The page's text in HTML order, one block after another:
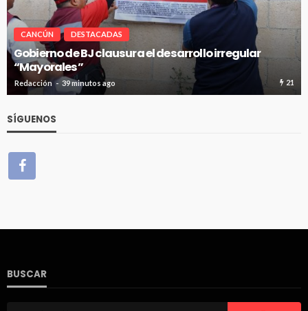
irregular
DESTACADAS
Pablo Bustamante acompaña
Hospital General de Cancún
39 minutos ago
SÍGUENOS
BUSCAR